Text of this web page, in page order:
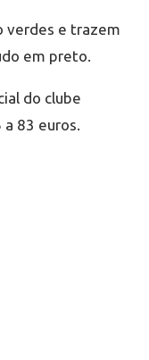
verdes e trazem
em preto.
do clube
83 euros.